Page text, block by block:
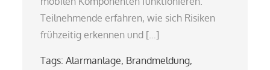
Teilnehmende erfahren, wie sich Risiken
frühzeitig erkennen und […]
Tags:Alarmanlage, Brandmeldung,